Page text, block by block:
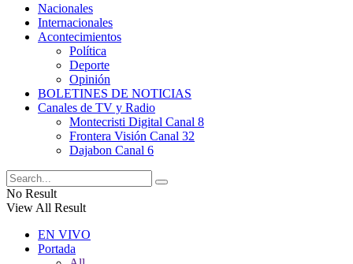
Nacionales
Internacionales
Acontecimientos
Política
Deporte
Opinión
BOLETINES DE NOTICIAS
Canales de TV y Radio
Montecristi Digital Canal 8
Frontera Visión Canal 32
Dajabon Canal 6
No Result
View All Result
EN VIVO
Portada